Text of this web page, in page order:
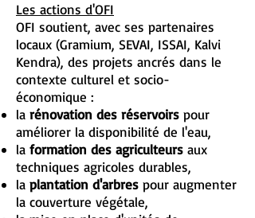
Les actions d'OFI
OFI soutient, avec ses partenaires
locaux (Gramium, SEVAI, ISSAI, Kalvi
Kendra), des projets ancrés dans le
contexte culturel et socio-
économique :
la rénovation des réservoirs pour
améliorer la disponibilité de l'eau,
la formation des agriculteurs aux
techniques agricoles durables,
la plantation d'arbres pour augmenter
la couverture végétale,